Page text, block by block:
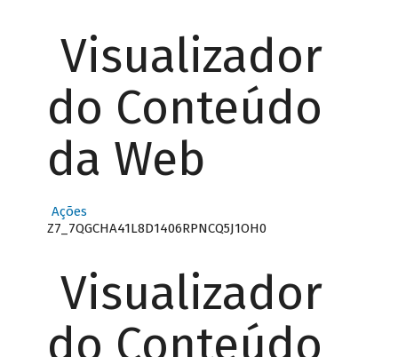
Visualizador
do Conteúdo
da Web
Ações
Z7_7QGCHA41L8D1406RPNCQ5J1OH0
Visualizador
do Conteúdo